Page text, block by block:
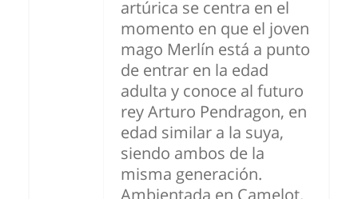
artúrica se centra en el
momento en que el joven
mago Merlín está a punto
de entrar en la edad
adulta y conoce al futuro
rey Arturo Pendragon, en
edad similar a la suya,
siendo ambos de la
misma generación.
Ambientada en Camelot,